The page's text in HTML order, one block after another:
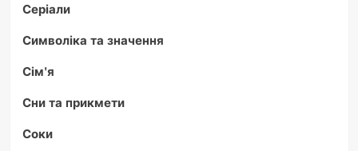
Серіали
Символіка та значення
Сім'я
Сни та прикмети
Соки